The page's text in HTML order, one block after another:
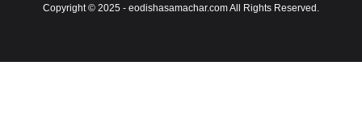
Copyright © 2025 - eodishasamachar.com All Rights Reserved.